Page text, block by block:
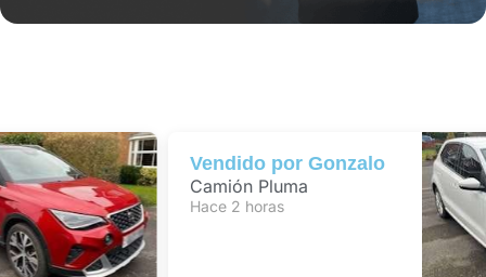
Vendido por
Gonzalo
Camión Pluma
Hace 2 horas